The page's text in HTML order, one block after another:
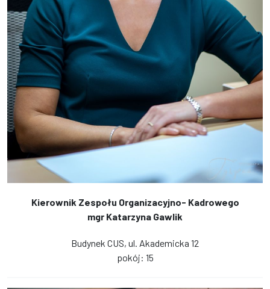
Kierownik Zespołu Organizacyjno- Kadrowego
mgr Katarzyna Gawlik
Budynek CUS, ul. Akademicka 12
pokój: 15